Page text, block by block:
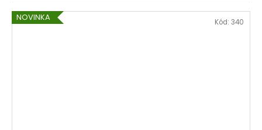
NOVINKA Kód: 340